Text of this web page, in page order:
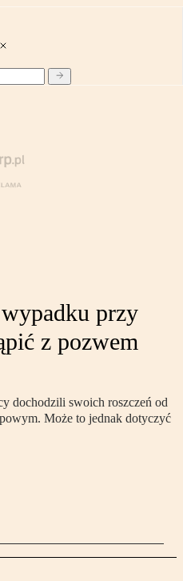
przy
z pozwem
dochodzili swoich roszczeń od
Może to jednak dotyczyć